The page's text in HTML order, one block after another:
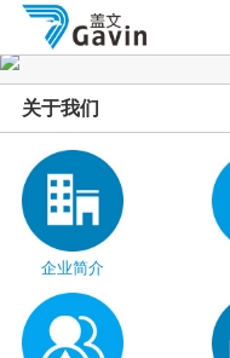
关于我们
企业简介